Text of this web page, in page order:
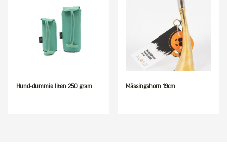
Hund-dummie liten 250 gram Mässingshorn 19cm